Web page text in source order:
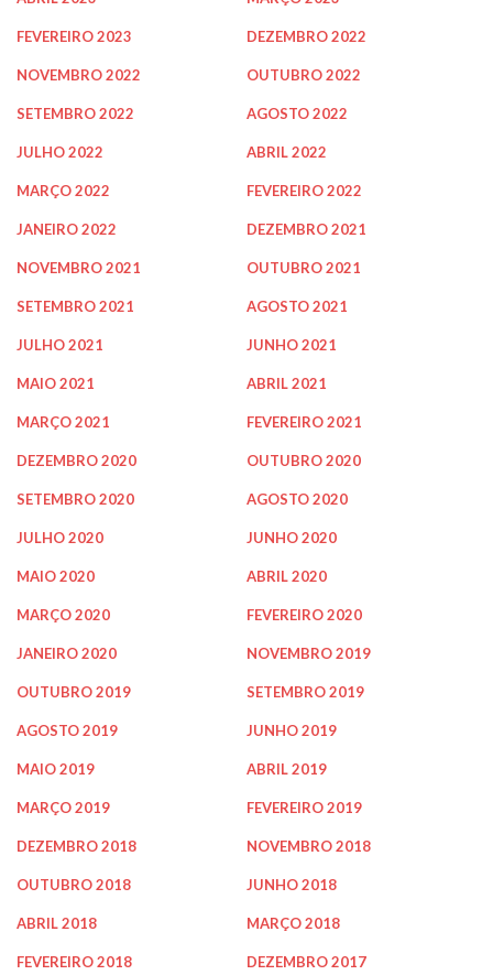
FEVEREIRO 2023 DEZEMBRO 2022
NOVEMBRO 2022 OUTUBRO 2022
SETEMBRO 2022 AGOSTO 2022
JULHO 2022 ABRIL 2022
MARÇO 2022 FEVEREIRO 2022
JANEIRO 2022 DEZEMBRO 2021
NOVEMBRO 2021 OUTUBRO 2021
SETEMBRO 2021 AGOSTO 2021
JULHO 2021 JUNHO 2021
MAIO 2021 ABRIL 2021
MARÇO 2021 FEVEREIRO 2021
DEZEMBRO 2020 OUTUBRO 2020
SETEMBRO 2020 AGOSTO 2020
JULHO 2020 JUNHO 2020
MAIO 2020 ABRIL 2020
MARÇO 2020 FEVEREIRO 2020
JANEIRO 2020 NOVEMBRO 2019
OUTUBRO 2019 SETEMBRO 2019
AGOSTO 2019 JUNHO 2019
MAIO 2019 ABRIL 2019
MARÇO 2019 FEVEREIRO 2019
DEZEMBRO 2018 NOVEMBRO 2018
OUTUBRO 2018 JUNHO 2018
ABRIL 2018 MARÇO 2018
FEVEREIRO 2018 DEZEMBRO 2017